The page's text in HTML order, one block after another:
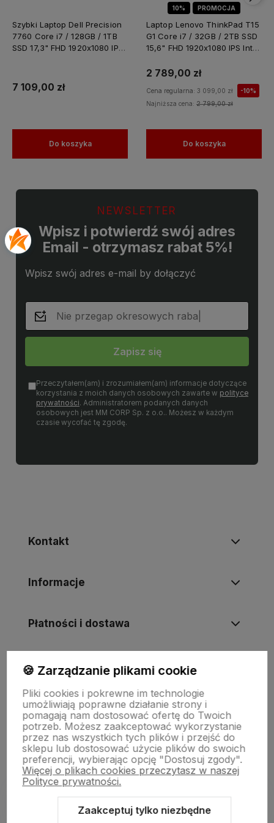
Szybki Laptop Dell Precision
7760 Core i7 / 128GB / 1TB
SSD 17,3" FHD 1920x1080 IPS
Laptop do Grafiki
Projektowania
7 109,00 zł
Do koszyka
10% PROMOCJA
Laptop Lenovo ThinkPad T15
G1 Core i7 / 32GB / 2TB SSD
15,6" FHD 1920x1080 IPS Intel
do Nauki Domu
2 789,00 zł
Cena regularna: 3 099,00 zł
-10%
Najniższa cena: 2 799,00 zł
Do koszyka
NEWSLETTER
Wpisz i potwierdź swój adres
Email - otrzymasz rabat 5%!
Wpisz swój adres e-mail by dołączyć
Zapisz się
Przeczytałem(am) i zrozumiałem(am) informacje dotyczące
korzystania z moich danych osobowych zawarte w polityce
prywatności. Administratorem podanych danych
osobowych jest MM CORP Sp. z o.o.. Możesz w każdym
czasie wycofać tę zgodę.
Kontakt
Informacje
Płatności i dostawa
Informacje
O nas
🍪 Zarządzanie plikami cookie
Pliki cookies i pokrewne im technologie
umożliwiają poprawne działanie strony i
pomagają nam dostosować ofertę do Twoich
potrzeb. Możesz zaakceptować wykorzystanie
przez nas wszystkich tych plików i przejść do
sklepu lub dostosować użycie plików do swoich
preferencji, wybierając opcję "Dostosuj zgody".
Więcej o plikach cookies przeczytasz w naszej
Polityce prywatności.
Zaakceptuj tylko niezbędne